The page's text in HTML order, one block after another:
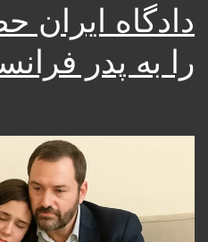
دادگاه
را به پدر